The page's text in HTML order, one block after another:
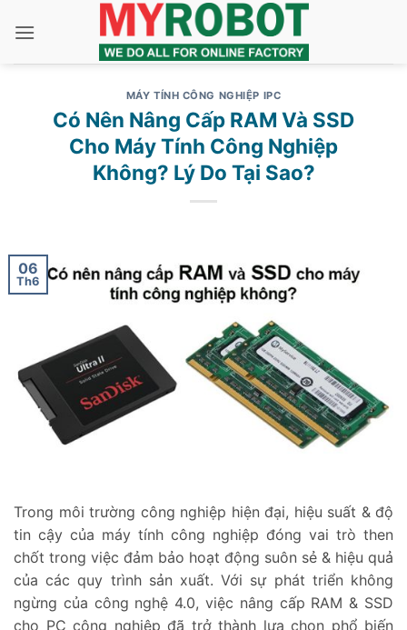
qua
MÁY TÍNH CÔNG NGHIỆP IPC
Có Nên Nâng Cấp RAM Và SSD
Cho Máy Tính Công Nghiệp
Không? Lý Do Tại Sao?
06
Th6
Trong môi trường công nghiệp hiện đại, hiệu suất & độ
tin cậy của máy tính công nghiệp đóng vai trò then
chốt trong việc đảm bảo hoạt động suôn sẻ & hiệu quả
của các quy trình sản xuất. Với sự phát triển không
ngừng của công nghệ 4.0, việc nâng cấp RAM & SSD
cho PC công nghiệp đã trở thành lựa chọn phổ biến